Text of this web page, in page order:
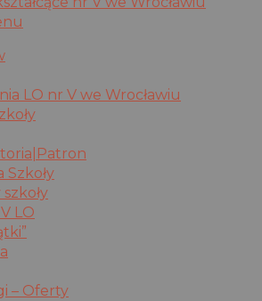
LO nr V we Wrocławiu
Szkoły
LO
– Oferty